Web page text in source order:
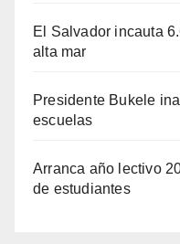
El Salvador incauta
alta mar
Presidente Bukele
escuelas
Arranca año lectivo
de estudiantes